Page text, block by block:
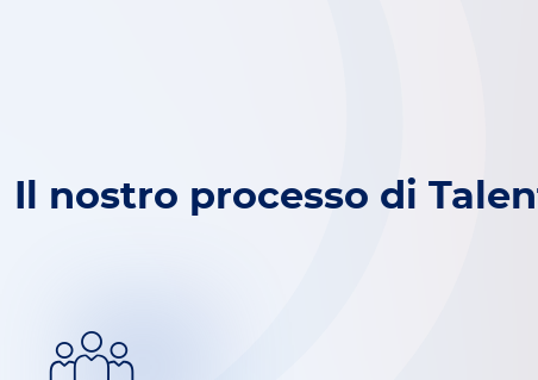
Il nostro processo di